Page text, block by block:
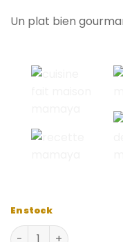
Un plat bien
En stock
quantité de Poulet